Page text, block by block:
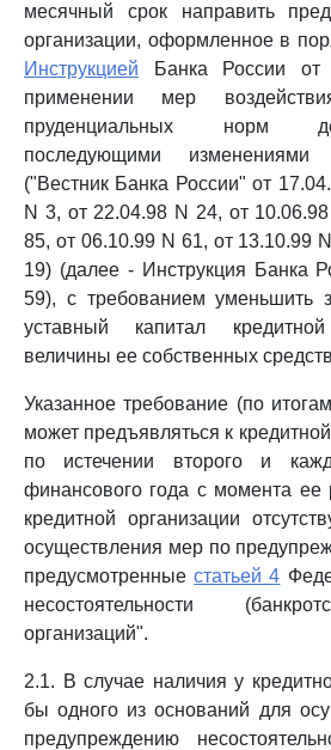
месячный срок направить
организации, оформленное в
Инструкцией Банка России
применении мер
пруденциальных норм
последующими
("Вестник Банка России" от
N 3, от 22.04.98 N 24, от
85, от 06.10.99 N 61, от 13.10.99
19) (далее - Инструкция Банка
59), с требованием уменьшить
уставный капитал
величины ее собственных
Указанное требование (по
может предъявляться к
по истечении второго и
финансового года с момента ее
кредитной организации
осуществления мер по
предусмотренныестатьей 4
несостоятельности
организаций".
2.1. В случае наличия у
бы одного из оснований для
предупреждению